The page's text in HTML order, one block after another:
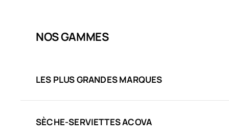
NOS GAMMES
LES PLUS GRANDES MARQUES
SÈCHE-SERVIETTES ACOVA